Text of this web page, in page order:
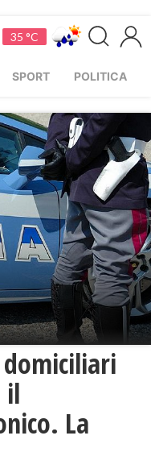
35 °C
SPORT POLITICA
il
La